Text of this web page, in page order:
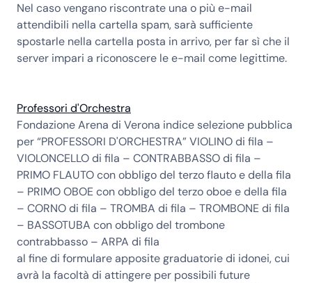
Nel caso vengano riscontrate una o più e-mail
attendibili nella cartella spam, sarà sufficiente
spostarle nella cartella posta in arrivo, per far sì che il
server impari a riconoscere le e-mail come legittime.
Professori d'Orchestra
Fondazione Arena di Verona indice selezione pubblica
per “PROFESSORI D'ORCHESTRA” VIOLINO di fila –
VIOLONCELLO di fila – CONTRABBASSO di fila –
PRIMO FLAUTO con obbligo del terzo flauto e della fila
– PRIMO OBOE con obbligo del terzo oboe e della fila
– CORNO di fila – TROMBA di fila – TROMBONE di fila
– BASSOTUBA con obbligo del trombone
contrabbasso – ARPA di fila
al fine di formulare apposite graduatorie di idonei, cui
avrà la facoltà di attingere per possibili future